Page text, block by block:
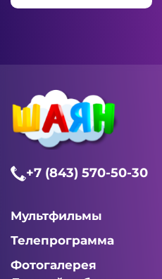
+7 (843) 570-50-30
Мультфильмы
Телепрограмма
Фотогалерея